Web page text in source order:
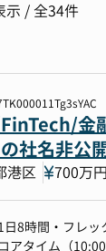
示 / 全34件
金
社名非公
港区 700万
日8時間・フレッ
コアタイム（10:00